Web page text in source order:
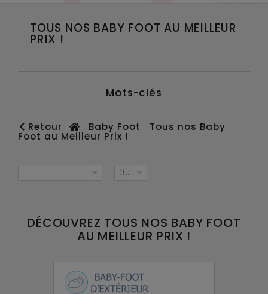
TOUS NOS BABY FOOT AU MEILLEUR
PRIX !
Mots-clés
Retour Baby Foot Tous nos Baby
Foot au Meilleur Prix !
-- 36
DÉCOUVREZ TOUS NOS BABY FOOT
AU MEILLEUR PRIX !